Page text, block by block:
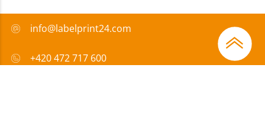
info@labelprint24.com
+420 472 717 600